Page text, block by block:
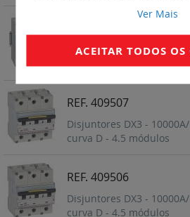
Disjuntores DX3 -
curva D - 4.5 módulos
REF. 409507
Disjuntores DX3 -
curva D - 4.5 módulos
REF. 409506
Disjuntores DX3 -
curva D - 4.5 módulos
Ver Mais
ACEITAR TODOS OS